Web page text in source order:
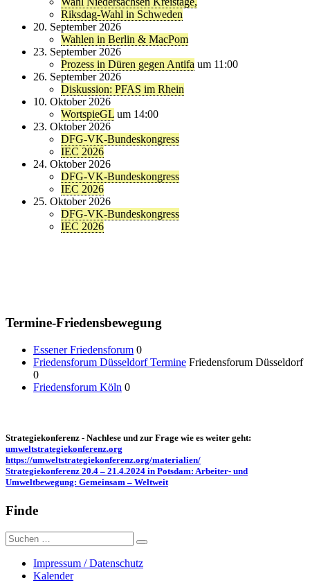
Riksdag-Wahl in Schweden
20. September 2026
Wahlen in Berlin & MacPom
23. September 2026
Prozess in Düren gegen Antifa um 11:00
26. September 2026
Diskussion: PFAS im Rhein
10. Oktober 2026
WortspieGL um 14:00
23. Oktober 2026
DFG-VK-Bundeskongress
IEC 2026
24. Oktober 2026
DFG-VK-Bundeskongress
IEC 2026
25. Oktober 2026
DFG-VK-Bundeskongress
IEC 2026
Termine-Friedensbewegung
Essener Friedensforum 0
Friedensforum Düsseldorf Termine Friedensforum Düsseldorf
0
Friedensforum Köln 0
Strategiekonferenz - Nachlese und zur Frage wie es weiter geht:
umweltstrategiekonferenz.org
https://umweltstrategiekonferenz.org/materialien/
Strategiekonferenz 20.4 – 21.4.2024 in Potsdam: Arbeiter- und
Umweltbewegung: Gemeinsam – Weltweit
Finde
Suche
nach:
Impressum / Datenschutz
Kalender